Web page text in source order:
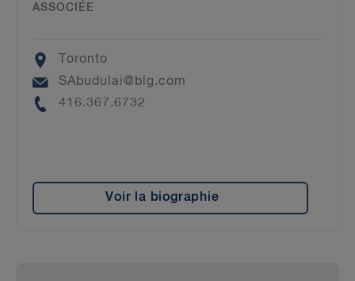
ASSOCIÉE
Location
Toronto
Email
SAbudulai@blg.com
Phone
416.367.6732
Voir la biographie